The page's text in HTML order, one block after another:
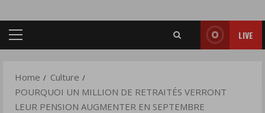
PENSION
SEPTEMBRE
Primary
LIVE
Home
Culture
POURQUOI UN MILLION DE RETRAITÉS VERRONT
LEUR PENSION AUGMENTER EN SEPTEMBRE